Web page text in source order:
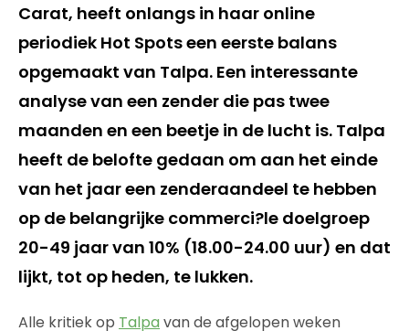
Carat, heeft onlangs in haar online
periodiek Hot Spots een eerste balans
opgemaakt van Talpa. Een interessante
analyse van een zender die pas twee
maanden en een beetje in de lucht is. Talpa
heeft de belofte gedaan om aan het einde
van het jaar een zenderaandeel te hebben
op de belangrijke commerci?le doelgroep
20-49 jaar van 10% (18.00-24.00 uur) en dat
lijkt, tot op heden, te lukken.
Alle kritiek op Talpa van de afgelopen weken